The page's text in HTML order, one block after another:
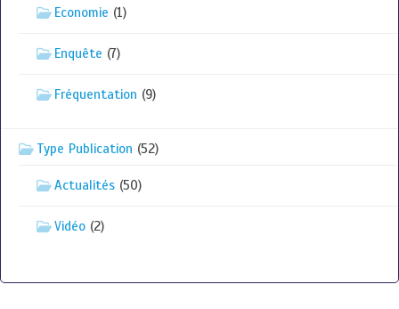
Economie (1)
Enquête (7)
Fréquentation (9)
Type Publication (52)
Actualités (50)
Vidéo (2)